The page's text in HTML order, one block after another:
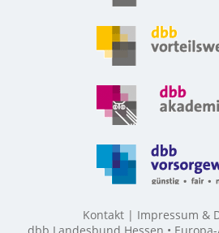
Kontakt
Impressum &